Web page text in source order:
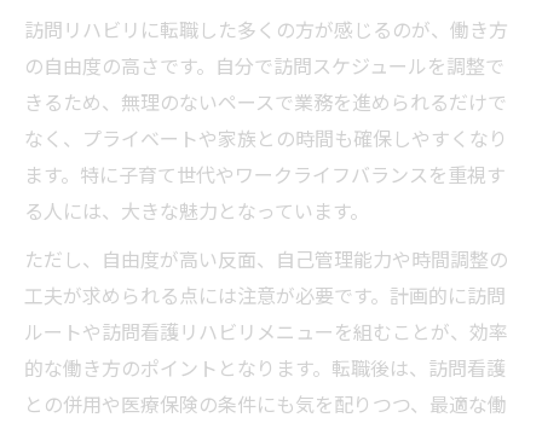
訪問リハビリの給与と働き方のバランスを
解説
訪問リハビリ転職で実現する安定収入の秘
訣
訪問リハビリの給与水準とやりがいの関係
性
理学療法士の転職先としての訪問リハビリ選び
方
理学療法士が訪問リハビリを選ぶ際の判断
基準
訪問リハビリ転職で後悔しないためのポイ
訪問リハビリに転職した多くの方が感じるのが、働き方
の自由度の高さです。自分で訪問スケジュールを調整で
きるため、無理のないペースで業務を進められるだけで
なく、プライベートや家族との時間も確保しやすくなり
ます。特に子育て世代やワークライフバランスを重視す
る人には、大きな魅力となっています。
ただし、自由度が高い反面、自己管理能力や時間調整の
工夫が求められる点には注意が必要です。計画的に訪問
ルートや訪問看護リハビリメニューを組むことが、効率
的な働き方のポイントとなります。転職後は、訪問看護
との併用や医療保険の条件にも気を配りつつ、最適な働